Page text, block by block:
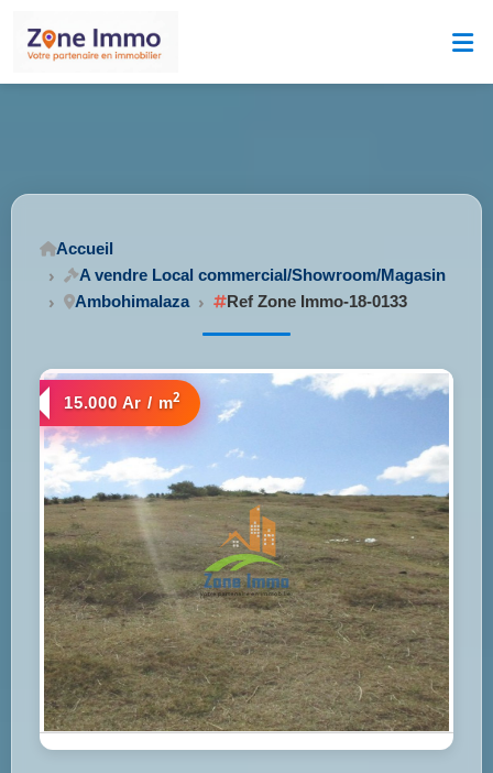
Accueil
A vendre Local commercial/Showroom/Magasin
Ambohimalaza
Ref Zone Immo-18-0133
15.000 Ar / m2